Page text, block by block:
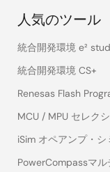
人気のツール
統合開発環境 e²
統合開発環境 CS+
Renesas Flash
MCU / MPU セレク
iSim オペアンプ・
PowerCompassマ